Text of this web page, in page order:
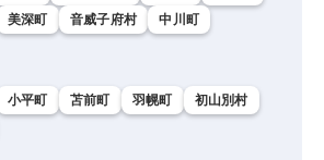
美深町 音威子府村
中川町
小平町 苫前町 羽幌町
初山別村